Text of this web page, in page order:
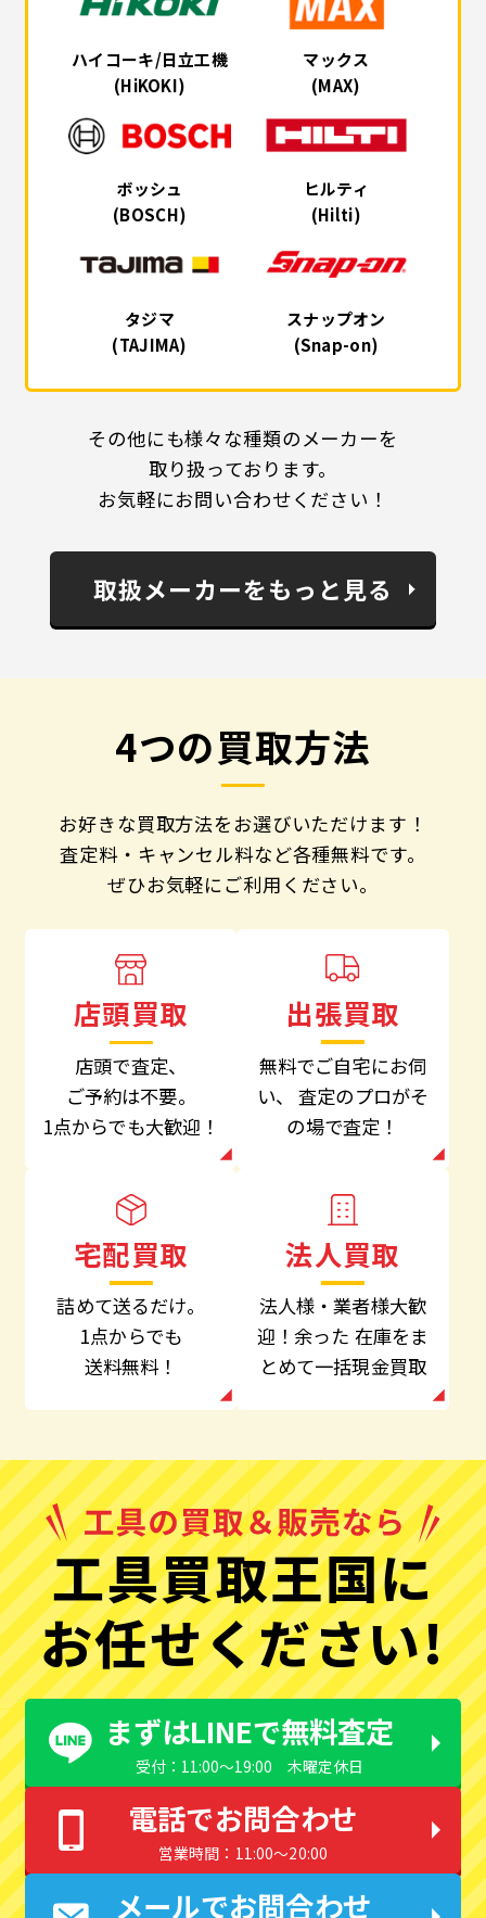
ハイコーキ/日立工機
(HiKOKI)
マックス
(MAX)
ボッシュ
(BOSCH)
ヒルティ
(Hilti)
タジマ
(TAJIMA)
スナップオン
(Snap-on)
その他にも様々な種類のメーカーを
取り扱っております。
お気軽にお問い合わせください！
取扱メーカーをもっと見る
4つの買取方法
お好きな買取方法をお選びいただけます！
査定料・キャンセル料など各種無料です。
ぜひお気軽にご利用ください。
店頭買取
店頭で査定、
ご予約は不要。
1点からでも大歓迎！
出張買取
無料でご自宅にお伺
い、
査定のプロがそ
の場で査定！
宅配買取
詰めて送るだけ。
1点からでも
送料無料！
法人買取
法人様・業者様大歓
迎！余った 在庫をま
とめて一括現金買取
工具買取王国に
お任せください!
まずはLINEで無料査定
受付：11:00〜19:00 木曜定休日
電話でお問合わせ
営業時間：11:00〜20:00
メールでお問合わせ